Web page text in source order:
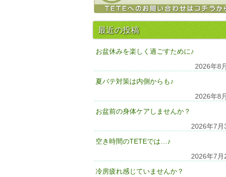
最近の投稿
お盆休みを楽しく過ごすために♪
2026年8
夏バテ対策は内側からも♪
2026年8
お盆前の身体ケアしませんか？
2026年7月
空き時間のTETEでは…♪
2026年7月
冷房疲れ感じていませんか？